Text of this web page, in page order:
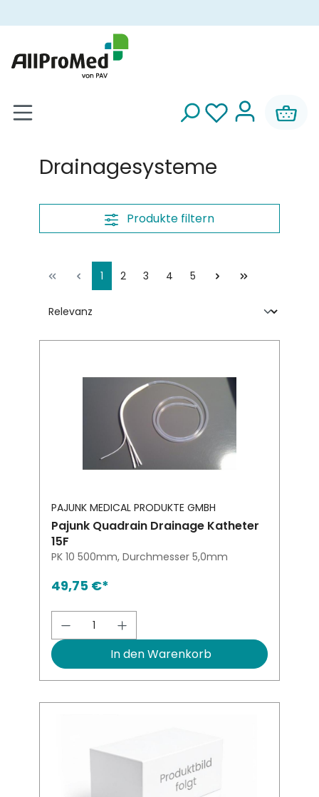
Drainagesysteme
Produkte filtern
1 2 3 4 5
PAJUNK MEDICAL PRODUKTE GMBH
Pajunk Quadrain Drainage Katheter
15F
PK 10 500mm, Durchmesser 5,0mm
49,75 €*
Produkt Anzahl: Gib den
In den Warenkorb